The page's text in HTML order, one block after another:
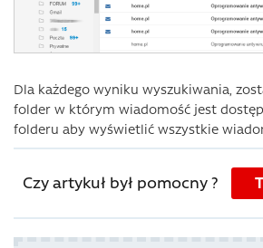
Dla każdego wyniku wyszukiwania,
folder w którym wiadomość jest
folderu aby wyświetlić wszystkie
Czy artykuł był pomocny ?